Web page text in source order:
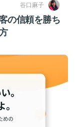
谷口麻子
の信頼を勝ち